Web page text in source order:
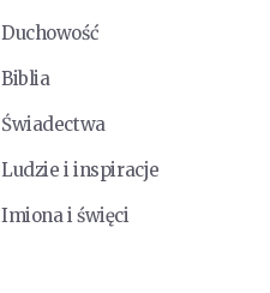
Duchowość
Biblia
Świadectwa
Ludzie i inspiracje
Imiona i święci